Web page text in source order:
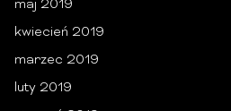
maj 2019
kwiecień 2019
marzec 2019
luty 2019